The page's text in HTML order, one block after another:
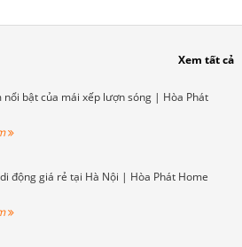
Xem tất cả
nổi bật của mái xếp lượn sóng | Hòa Phát
động giá rẻ tại Hà Nội | Hòa Phát Home